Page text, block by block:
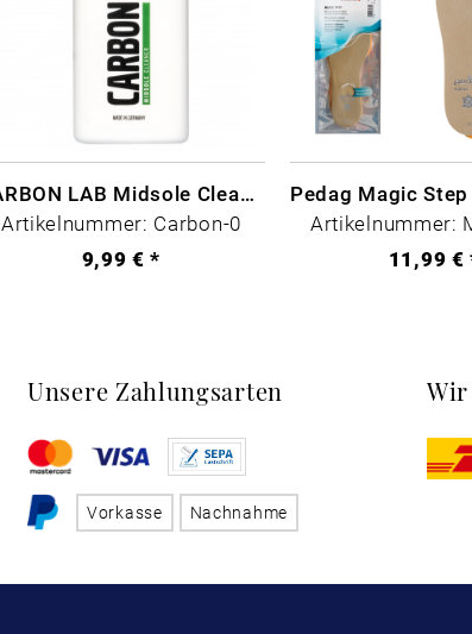
CARBON LAB Midsole Cleaner
Artikelnummer: Carbon-0
9,99 € *
Artikelnummer:
11,99 €
Unsere Zahlungsarten
Vorkasse Nachnahme